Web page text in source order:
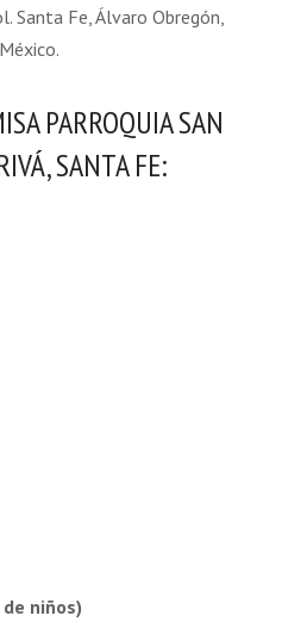
Santa Fe, Álvaro Obregón,
PARROQUIA SAN
SANTA FE:
niños)